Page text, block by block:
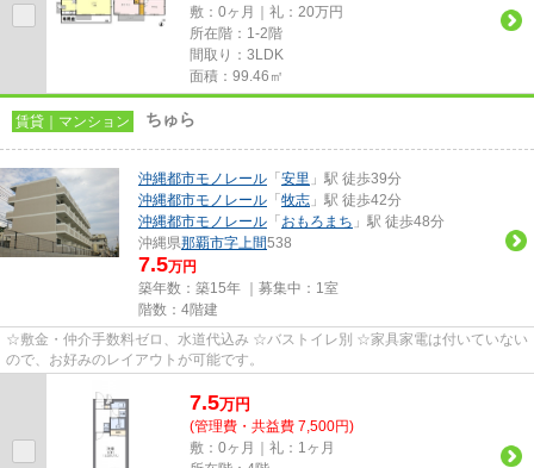
敷：0ヶ月｜礼：20万円
所在階：1-2階
間取り：3LDK
面積：99.46㎡
賃貸｜マンション ちゅら
沖縄都市モノレール 「 安里 」駅 徒歩39分
沖縄都市モノレール 「 牧志 」駅 徒歩42分
沖縄都市モノレール 「 おもろまち 」駅 徒歩48分
沖縄県那覇市字上間538
7.5万円
築年数：築15年 ｜募集中： 1室
階数：4階建
☆敷金・仲介手数料ゼロ、水道代込み ☆バストイレ別 ☆家具家電は付いていない
ので、お好みのレイアウトが可能です。
7.5万円
(管理費・共益費 7,500円)
敷：0ヶ月｜礼：1ヶ月